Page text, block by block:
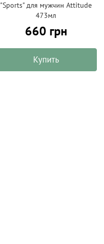
"Sports" для мужчин Attitude
473мл
660 грн
Купить